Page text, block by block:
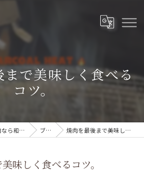
まで美味しく食べる
コツ。
東京都神田駅の焼肉なら和牛焼肉 神田時流 ブログ 焼肉を最後まで美味しく食べるコツ。
味しく食べるコツ。